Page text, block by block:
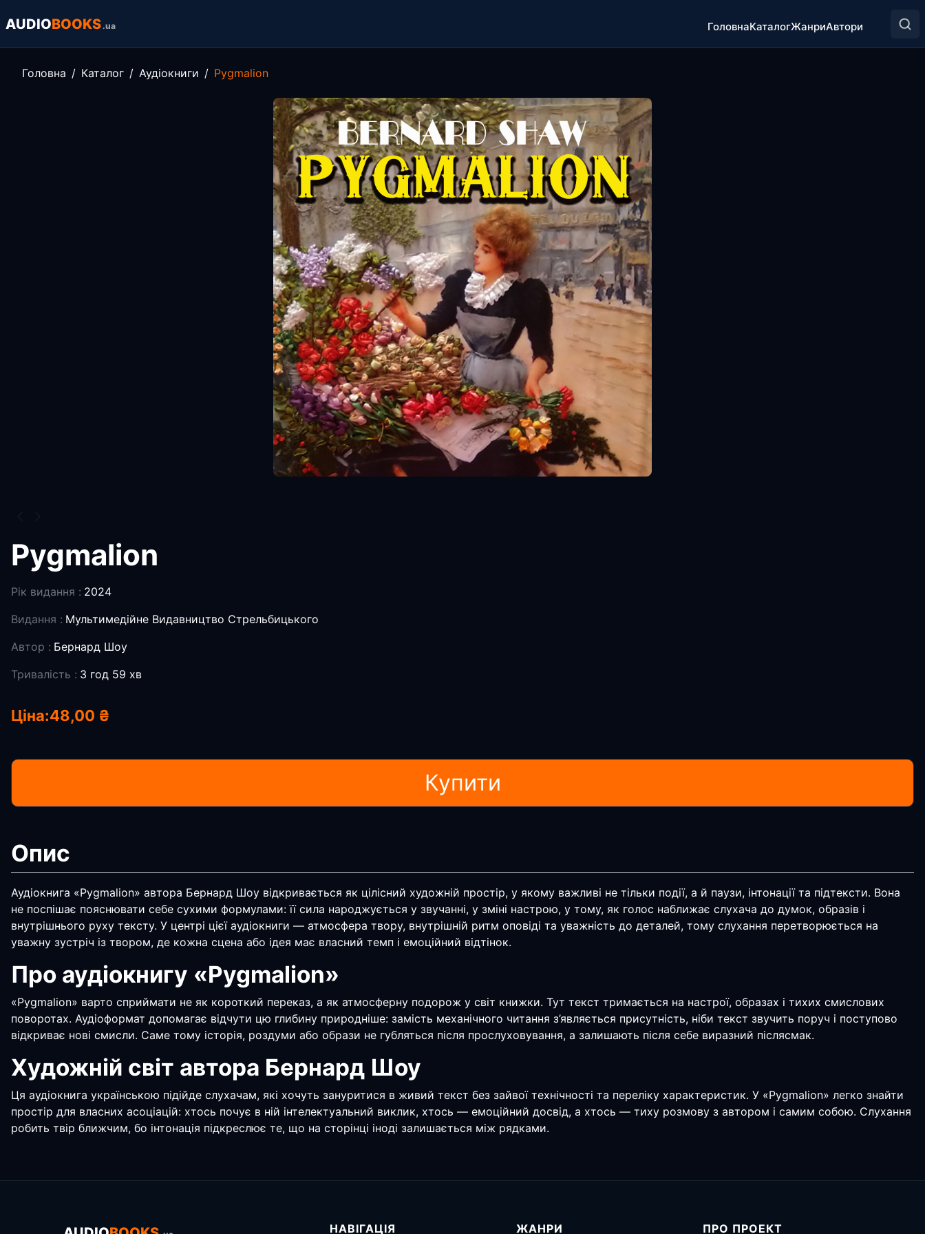
AUDIOBOOKS .ua ГоловнаКаталогЖанриАвтори
Головна Каталог Аудіокниги Pygmalion
Pygmalion
Рік видання : 2024
Видання : Мультимедійне Видавництво Стрельбицького
Автор : Бернард Шоу
Тривалість : 3 год 59 хв
Ціна:48,00 ₴
Купити
Опис
Аудіокнига «Pygmalion» автора Бернард Шоу відкривається як цілісний художній простір, у якому важливі не тільки події, а й паузи, інтонації та підтексти. Вона
не поспішає пояснювати себе сухими формулами: її сила народжується у звучанні, у зміні настрою, у тому, як голос наближає слухача до думок, образів і
внутрішнього руху тексту. У центрі цієї аудіокниги — атмосфера твору, внутрішній ритм оповіді та уважність до деталей, тому слухання перетворюється на
уважну зустріч із твором, де кожна сцена або ідея має власний темп і емоційний відтінок.
Про аудіокнигу «Pygmalion»
«Pygmalion» варто сприймати не як короткий переказ, а як атмосферну подорож у світ книжки. Тут текст тримається на настрої, образах і тихих смислових
поворотах. Аудіоформат допомагає відчути цю глибину природніше: замість механічного читання з’являється присутність, ніби текст звучить поруч і поступово
відкриває нові смисли. Саме тому історія, роздуми або образи не губляться після прослуховування, а залишають після себе виразний післясмак.
Художній світ автора Бернард Шоу
Ця аудіокнига українською підійде слухачам, які хочуть зануритися в живий текст без зайвої технічності та переліку характеристик. У «Pygmalion» легко знайти
простір для власних асоціацій: хтось почує в ній інтелектуальний виклик, хтось — емоційний досвід, а хтось — тиху розмову з автором і самим собою. Слухання
робить твір ближчим, бо інтонація підкреслює те, що на сторінці іноді залишається між рядками.
НАВІГАЦІЯ ЖАНРИ ПРО ПРОЕКТ